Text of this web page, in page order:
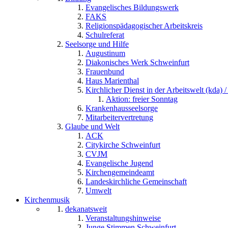
Evangelisches Bildungswerk
FAKS
Religionspädagogischer Arbeitskreis
Schulreferat
Seelsorge und Hilfe
Augustinum
Diakonisches Werk Schweinfurt
Frauenbund
Haus Marienthal
Kirchlicher Dienst in der Arbeitswelt (kda) /
Aktion: freier Sonntag
Krankenhausseelsorge
Mitarbeitervertretung
Glaube und Welt
ACK
Citykirche Schweinfurt
CVJM
Evangelische Jugend
Kirchengemeindeamt
Landeskirchliche Gemeinschaft
Umwelt
Kirchenmusik
dekanatsweit
Veranstaltungshinweise